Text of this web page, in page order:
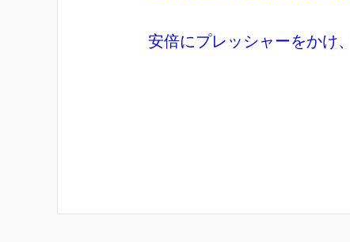
安倍にプレッシャーをかけ